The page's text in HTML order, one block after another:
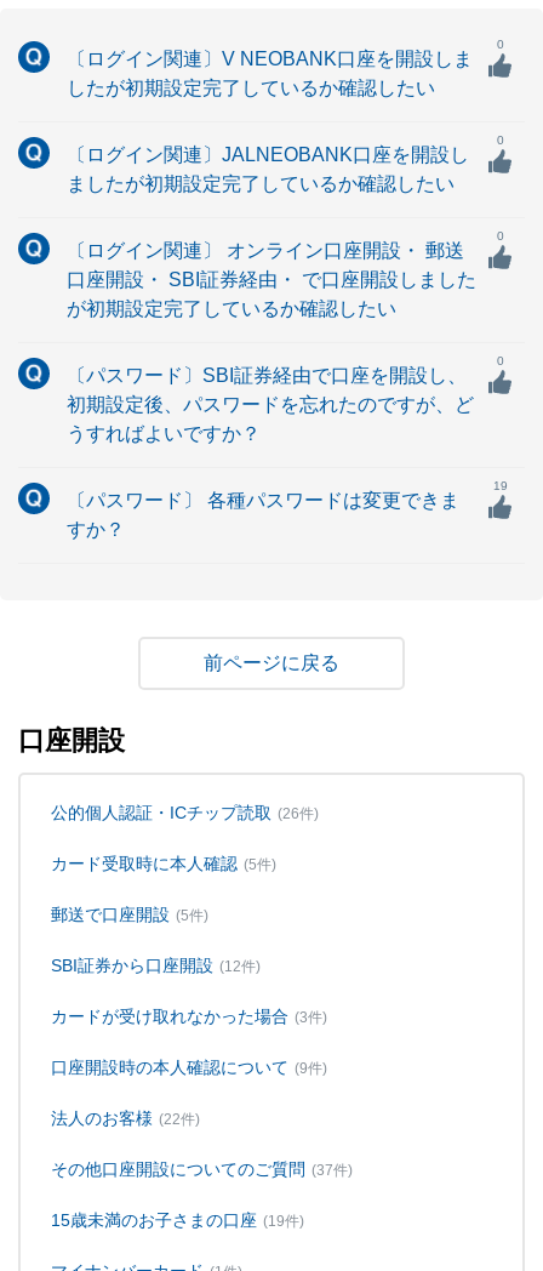
〔ログイン関連〕V NEOBANK口座を開設しま
したが初期設定完了しているか確認したい
0
〔ログイン関連〕JALNEOBANK口座を開設し
ましたが初期設定完了しているか確認したい
0
〔ログイン関連〕 オンライン口座開設・ 郵送
口座開設・ SBI証券経由・ で口座開設しました
が初期設定完了しているか確認したい
0
〔パスワード〕SBI証券経由で口座を開設し、
初期設定後、パスワードを忘れたのですが、ど
うすればよいですか？
0
〔パスワード〕 各種パスワードは変更できま
すか？
19
戻る
口座開設
公的個人認証・ICチップ読取 (26件)
カード受取時に本人確認 (5件)
郵送で口座開設 (5件)
SBI証券から口座開設 (12件)
カードが受け取れなかった場合 (3件)
口座開設時の本人確認について (9件)
法人のお客様 (22件)
その他口座開設についてのご質問 (37件)
15歳未満のお子さまの口座 (19件)